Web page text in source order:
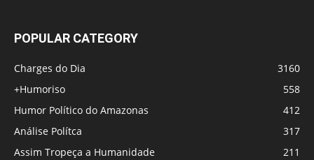
POPULAR CATEGORY
Charges do Dia
3160
+Humoriso
558
Humor Político do Amazonas
412
Análise Polítca
317
Assim Tropeça a Humanidade
211